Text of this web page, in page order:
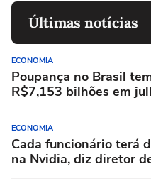
Últimas notícias
ECONOMIA
Poupança no Brasil
R$7,153 bilhões em
ECONOMIA
Cada funcionário terá
na Nvidia, diz diretor